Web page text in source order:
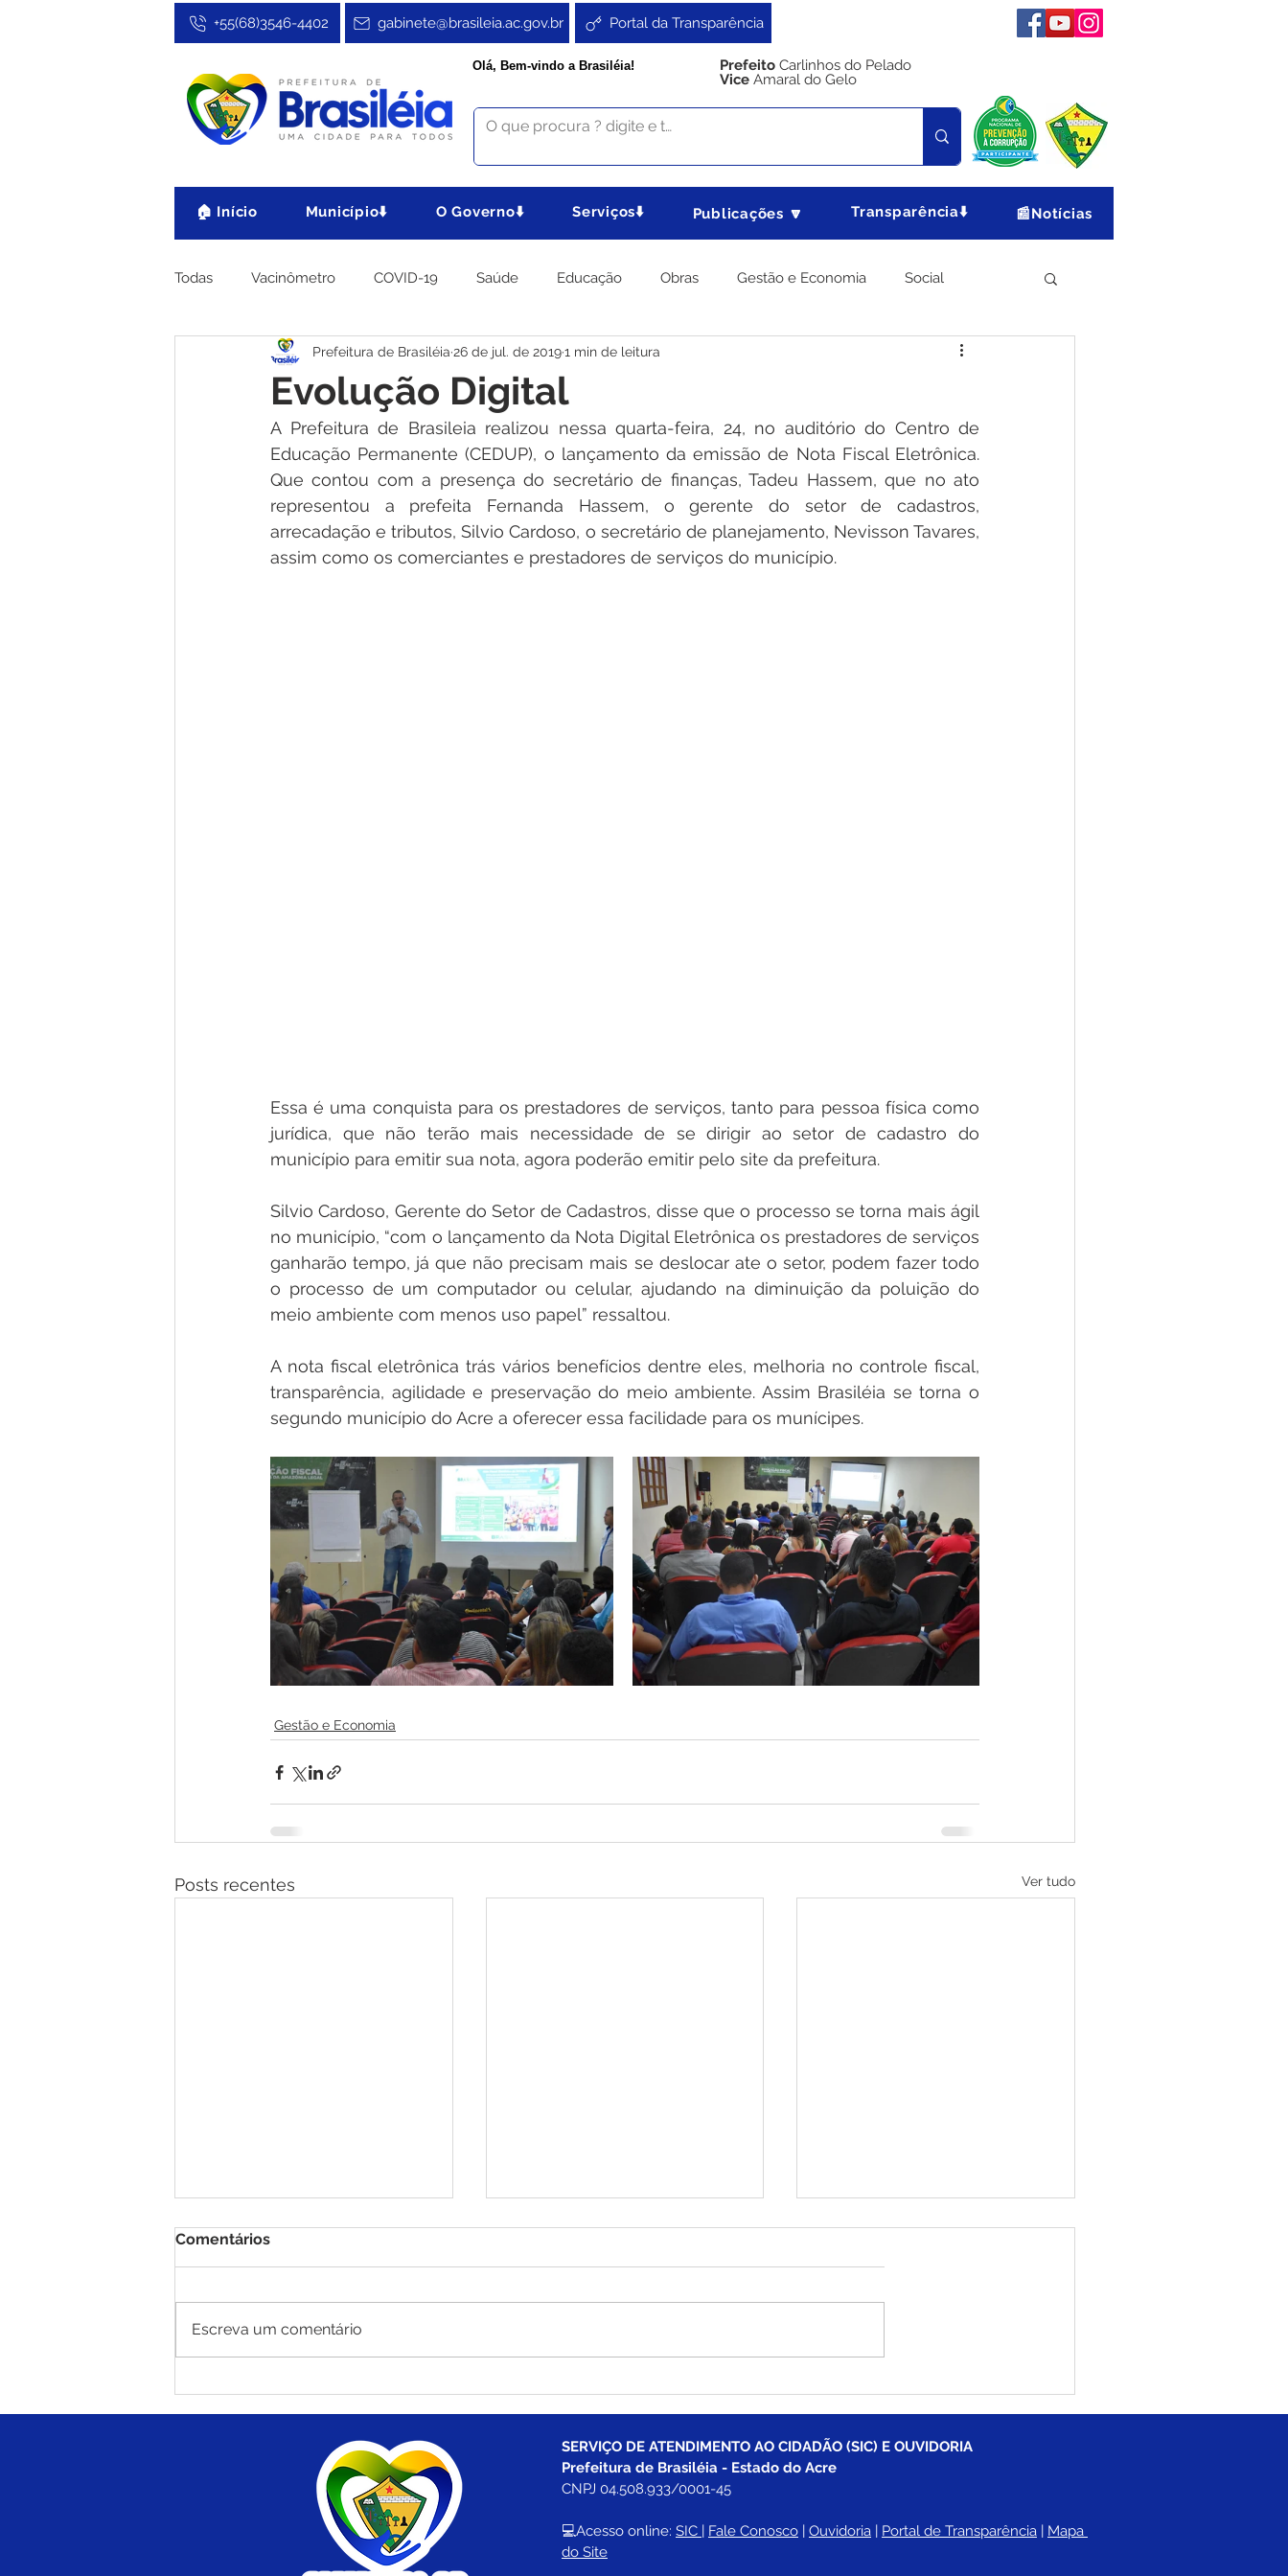
Portal da Transparência
gabinete@brasileia.ac.gov.br
+55(68)3546-4402
Olá, Bem-vindo a Brasiléia! Prefeito Carlinhos do Pelado
Vice Amaral do Gelo
🏠 Início Município⬇️ O Governo⬇️ Serviços⬇️ Publicações 🔽 Transparência⬇️ 📰Notícias
Todas Vacinômetro COVID-19 Saúde Educação Obras Gestão e Economia Social
Cultura, Festa e Esporte No Gabinete Agricultura e Produção Meio Ambiente
Institucional e Governo Licitações Campanhas Datas Comemorativas Dengue
Convênios e Parcerias Nota de Esclarecimento Emenda Parlamentar Nota de Pesar Defesa Civil
Evolução Digital
Prefeitura de Brasiléia 26 de jul. de 20191 min de leitura
A Prefeitura de Brasileia realizou nessa quarta-feira, 24, no auditório do Centro de
Educação Permanente (CEDUP), o lançamento da emissão de Nota Fiscal Eletrônica.
Que contou com a presença do secretário de finanças, Tadeu Hassem, que no ato
representou a prefeita Fernanda Hassem, o gerente do setor de cadastros,
arrecadação e tributos, Silvio Cardoso, o secretário de planejamento, Nevisson Tavares,
assim como os comerciantes e prestadores de serviços do município.
Essa é uma conquista para os prestadores de serviços, tanto para pessoa física como
jurídica, que não terão mais necessidade de se dirigir ao setor de cadastro do
município para emitir sua nota, agora poderão emitir pelo site da prefeitura.
Silvio Cardoso, Gerente do Setor de Cadastros, disse que o processo se torna mais ágil
no município, “com o lançamento da Nota Digital Eletrônica os prestadores de serviços
ganharão tempo, já que não precisam mais se deslocar ate o setor, podem fazer todo
o processo de um computador ou celular, ajudando na diminuição da poluição do
meio ambiente com menos uso papel” ressaltou.
A nota fiscal eletrônica trás vários benefícios dentre eles, melhoria no controle fiscal,
transparência, agilidade e preservação do meio ambiente. Assim Brasiléia se torna o
segundo município do Acre a oferecer essa facilidade para os munícipes.
Gestão e Economia
Posts recentes Ver tudo
destaque para castanha e
compromisso com o
crescimento sustentável
Empresarial - Acre é o
Nosso Negócio
Comentários
Escreva um comentário
SERVIÇO DE ATENDIMENTO AO CIDADÃO (SIC) E OUVIDORIA
Prefeitura de Brasiléia - Estado do Acre
CNPJ 04.508.933/0001-45
💻Acesso online: SIC | Fale Conosco | Ouvidoria | Portal de Transparência | Mapa
do Site